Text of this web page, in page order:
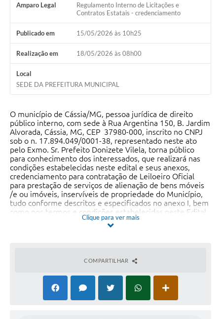
Requerimentos
Contato
Amparo Legal
Regulamento Interno de Licitações e
Contratos Estatais - credenciamento
Publicado em 15/05/2026 às 10h25
Realização em 18/05/2026 às 08h00
Local
SEDE DA PREFEITURA MUNICIPAL
O município de Cássia/MG, pessoa jurídica de direito
público interno, com sede à Rua Argentina 150, B. Jardim
Alvorada, Cássia, MG, CEP 37980-000, inscrito no CNPJ
sob o n. 17.894.049/0001-38, representado neste ato
pelo Exmo. Sr. Prefeito Donizete Vilela, torna público
para conhecimento dos interessados, que realizará nas
condições estabelecidas neste edital e seus anexos,
credenciamento para contratação de Leiloeiro Oficial
para prestação de serviços de alienação de bens móveis
/e ou imóveis, inservíveis de propriedade do Município,
tudo conforme descritos e especificados no anexo I, bem
como nos termos e condições estabelecidas neste Edital
inservíveis de propriedade do Município”
conforme descritos e especificados no anexo I, bem
como nos termos e condições estabelecidas neste Edital
de Credenciamento e demais anexos.
Os interessados deverão apresentar a documentação
Clique para ver mais
COMPARTILHAR